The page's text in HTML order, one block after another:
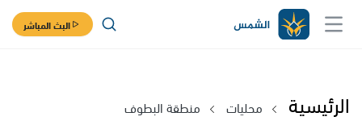
البث المباشر
الرئيسية محليات منطقة البطوف